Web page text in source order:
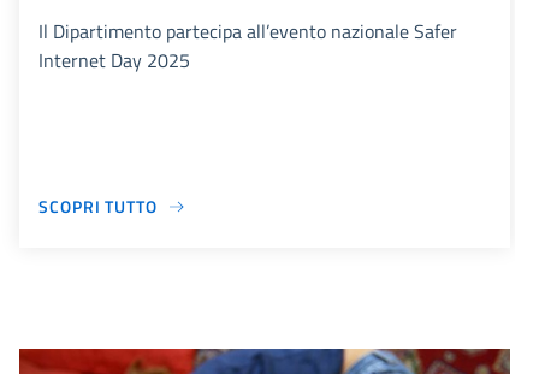
Il Dipartimento partecipa all’evento nazionale Safer
Internet Day 2025
SCOPRI TUTTO